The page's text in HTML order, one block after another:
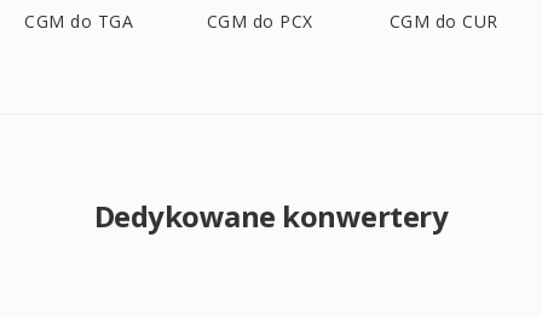
CGM do TGA CGM do PCX CGM do CUR
Dedykowane konwertery